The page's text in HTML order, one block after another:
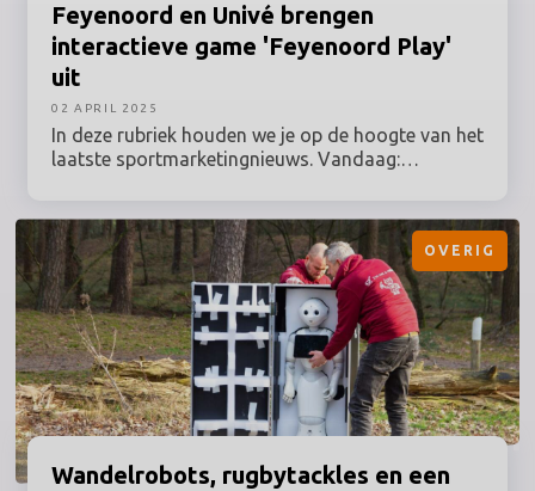
Feyenoord en Univé brengen
interactieve game 'Feyenoord Play'
uit
In deze rubriek houden we je op de hoogte van het
laatste sportmarketingnieuws. Vandaag:
campagne voor alle amateurkampioenen en
streamingdienst DAZN zet McDonalds in voor
meer abonnees.
02 APRIL 2025
Wandelrobots, rugbytackles en een
OVERIG